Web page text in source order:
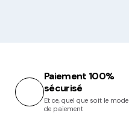
Paiement 100%
sécurisé
Et ce, quel que soit le mode
de paiement